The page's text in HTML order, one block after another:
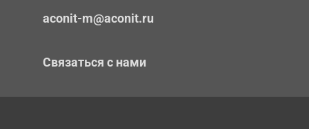
aconit-m@aconit.ru
Связаться с нами